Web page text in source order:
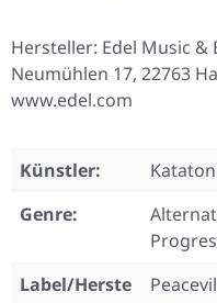
Hersteller: Edel Music
Neumühlen 17, 22763
www.edel.com
Künstler:
Genre:
Label/Herste